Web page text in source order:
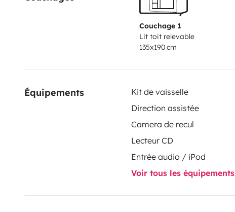
Couchage 1
Lit toit relevable
135x190 cm
Équipements Kit de vaisselle
Direction assistée
Camera de recul
Lecteur CD
Entrée audio / iPod
Voir tous les équipements